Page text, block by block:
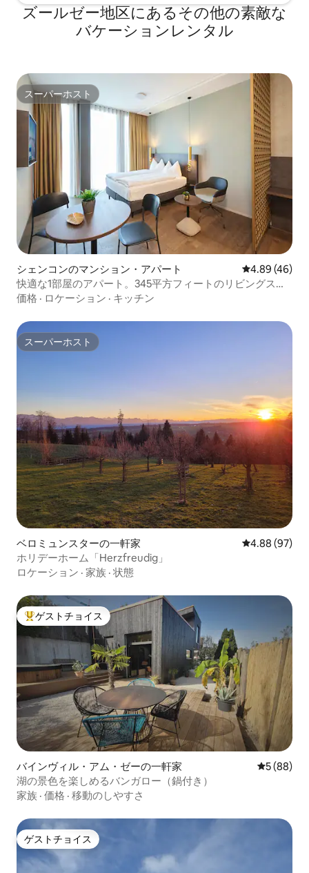
ズールゼー地区にあるその他の素敵な
バケーションレンタル
スーパーホスト
スーパーホスト
シェンコンのマンション・アパート レビュー46
4.89 (46)
快適な1部屋のアパート。345平方フィートのリビングスペ
ース。
価格 · ロケーション · キッチン
スーパーホスト
スーパーホスト
ベロミュンスターの一軒家 レビュー97
4.88 (97)
ホリデーホーム「Herzfreudig」
ロケーション · 家族 · 状態
大好評のゲストチョイスです。
ゲストチョイス
バインヴィル・アム・ゼーの一軒家 レビュー
5 (88)
湖の景色を楽しめるバンガロー（鍋付き）
家族 · 価格 · 移動のしやすさ
ゲストチョイス
ゲストチョイス